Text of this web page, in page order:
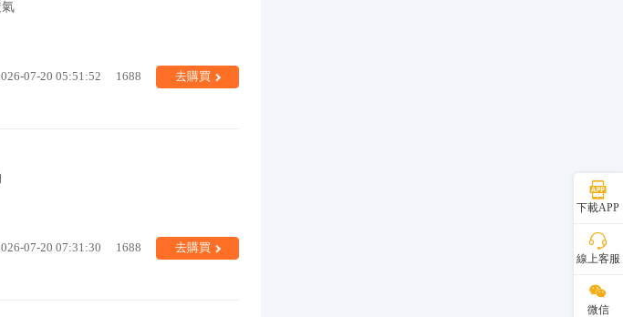
07-20 05:51:52 1688 去購買
07-20 07:31:30 1688 去購買
下載APP
線上客服
微信